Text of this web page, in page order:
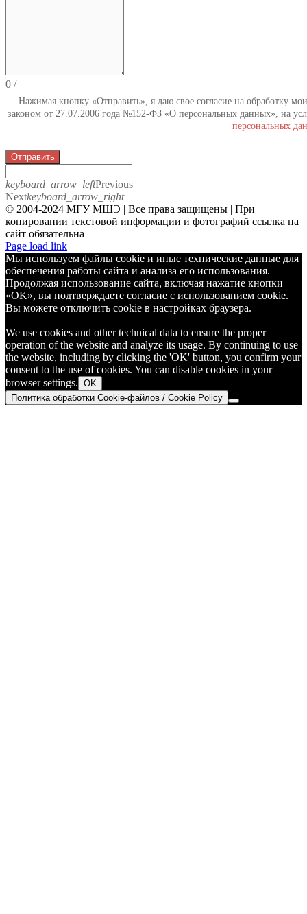
0 /
Нажимая кнопку «Отправить», я даю свое согласие на обработку
законом от 27.07.2006 года №152-ФЗ «О персональных данных», на
персональных
Отправить
keyboard_arrow_leftPrevious
Nextkeyboard_arrow_right
© 2004-2024 МГУ МШЭ | Все права защищены | При
копировании текстовой информации и фотографий ссылка на
сайт обязательна
Telegram
Page load link
Мы используем файлы cookie и иные технические данные для
обеспечения работы сайта и анализа его использования.
Продолжая использование сайта, включая нажатие кнопки
«OK», вы подтверждаете согласие с использованием cookie.
Вы можете отключить cookie в настройках браузера.
We use cookies and other technical data to ensure the proper
operation of the website and analyze its usage. By continuing to use
the website, including by clicking the 'OK' button, you confirm your
consent to the use of cookies. You can disable cookies in your
browser settings. OK
Политика обработки Cookie-файлов / Cookie Policy